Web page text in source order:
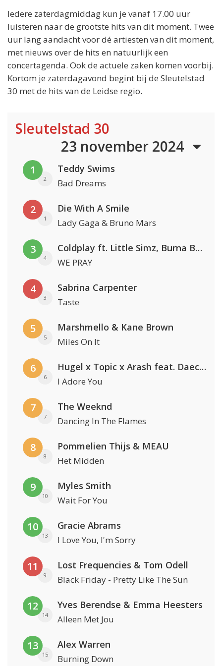
Iedere zaterdagmiddag kun je vanaf 17.00 uur
luisteren naar de grootste hits van dit moment. Twee
uur lang aandacht voor dé artiesten van dit moment,
met nieuws over de hits en natuurlijk een
concertagenda. Ook de actuele zaken komen voorbij.
Kortom je zaterdagavond begint bij de Sleutelstad
30 met de hits van de Leidse regio.
Sleutelstad 30
23 november 2024
1
2
Teddy Swims
Bad Dreams
2
1
Die With A Smile
Lady Gaga & Bruno Mars
3
4
Coldplay ft. Little Simz, Burna Boy, Elyanna & Tini
WE PRAY
4
3
Sabrina Carpenter
Taste
5
5
Marshmello & Kane Brown
Miles On It
6
6
Hugel x Topic x Arash feat. Daecolm
I Adore You
7
7
The Weeknd
Dancing In The Flames
8
8
Pommelien Thijs & MEAU
Het Midden
9
10
Myles Smith
Wait For You
10
13
Gracie Abrams
I Love You, I'm Sorry
11
9
Lost Frequencies & Tom Odell
Black Friday - Pretty Like The Sun
12
14
Yves Berendse & Emma Heesters
Alleen Met Jou
13
15
Alex Warren
Burning Down